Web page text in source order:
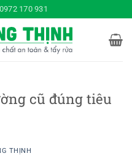
0972 170 931
cũ đúng tiêu
THỊNH